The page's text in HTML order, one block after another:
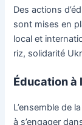
Des actions
sont mises en
local et
riz, solidarité
Éducation à
L’ensemble de
à s’engager